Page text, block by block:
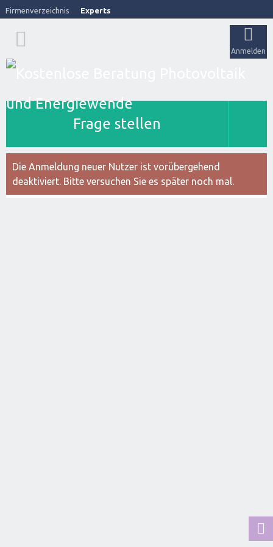
Firmenverzeichnis Experts
Anmelden
Frage stellen
Die Anmeldung neuer Nutzer ist vorübergehend
deaktiviert. Bitte versuchen Sie es später noch mal.